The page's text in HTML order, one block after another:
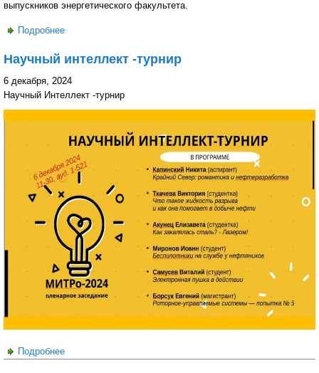
выпускников энергетического факультета.
Подробнее
компаниях отрасли
Научный интеллект -турнир
6 декабря, 2024
Научный Интеллект -турнир
Подробнее